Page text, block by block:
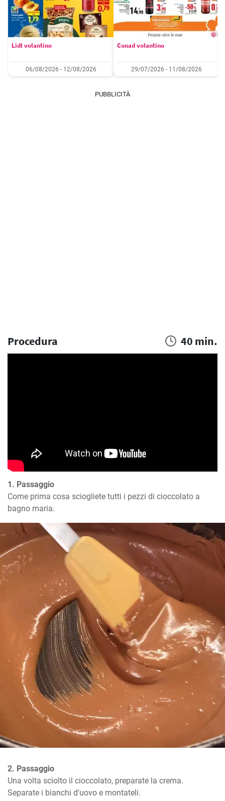
Lidl volantino
06/08/2026 - 12/08/2026
Conad volantino
29/07/2026 - 11/08/2026
PUBBLICITÀ
Procedura 40 min.
1. Passaggio
Come prima cosa sciogliete tutti i pezzi di cioccolato a
bagno maria.
2. Passaggio
Una volta sciolto il cioccolato, preparate la crema.
Separate i bianchi d'uovo e montateli.